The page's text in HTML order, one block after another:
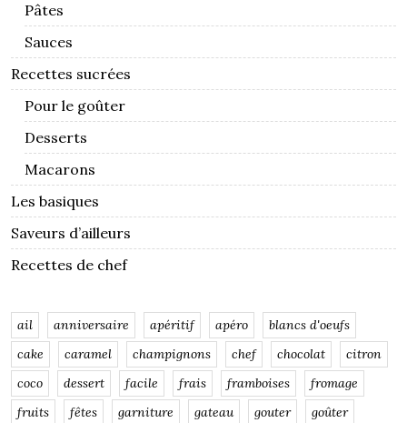
Pâtes
Sauces
Recettes sucrées
Pour le goûter
Desserts
Macarons
Les basiques
Saveurs d’ailleurs
Recettes de chef
ail anniversaire apéritif apéro
blancs d'oeufs
cake
caramel champignons chef chocolat
citron
coco
dessert facile frais framboises
fromage
fruits
fêtes garniture gateau gouter
goûter